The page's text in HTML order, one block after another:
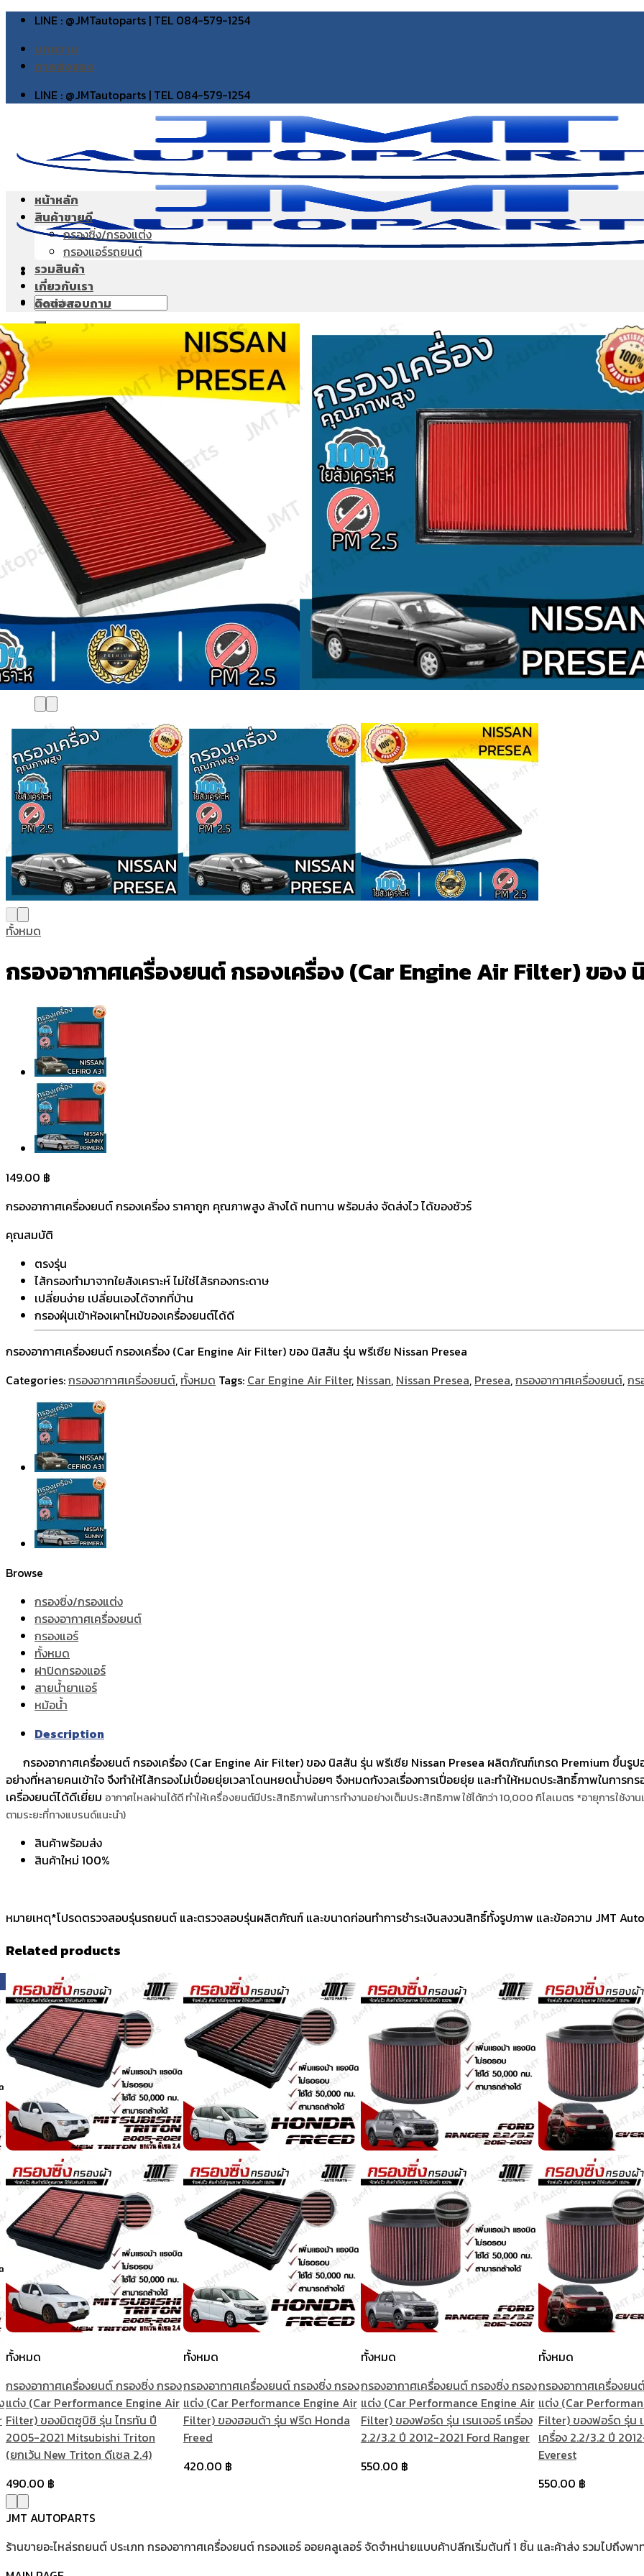
Skip
content
LINE : @JMTautoparts | TEL 084-579-1254
บทความ
ภาพส่งของ
LINE : @JMTautoparts | TEL 084-579-1254
Search
for:
Search
for:
หน้าหลัก
สินค้าขายดี
กรองซิ่ง/กรองแต่ง
กรองแอร์รถยนต์
รวมสินค้า
เกี่ยวกับเรา
ติดต่อสอบถาม
ทั้งหมด
กรองอากาศเครื่องยนต์ กรองเครื่อง (Car Engine Air Filter) ของ
149.00 ฿
กรองอากาศเครื่องยนต์ กรองเครื่อง ราคาถูก คุณภาพสูง ล้างได้ ทนทาน พร้อมส่ง จัดส่งไว ได้ของชัวร์
คุณสมบัติ
ตรงรุ่น
ไส้กรองทำมาจากใยสังเคราะห์ ไม่ใช่ไส้รกองกระดาษ
เปลี่ยนง่าย เปลี่ยนเองได้จากที่บ้าน
กรองฝุ่นเข้าห้องเผาไหม้ของเครื่องยนต์ได้ดี
กรองอากาศเครื่องยนต์ กรองเครื่อง (Car Engine Air Filter) ของ นิสสัน รุ่น พรีเซีย Nissan Presea
Categories:กรองอากาศเครื่องยนต์, ทั้งหมด Tags: Car Engine Air Filter, Nissan, Nissan Presea, Presea,กรองอากาศเครื่องยนต์,กร
Browse
กรองซิ่ง/กรองแต่ง
กรองอากาศเครื่องยนต์
กรองแอร์
ทั้งหมด
ฝาปิดกรองแอร์
สายน้ำยาแอร์
หม้อน้ำ
Description
กรองอากาศเครื่องยนต์ กรองเครื่อง (Car Engine Air Filter) ของ นิสสัน รุ่น พรีเซีย Nissan Presea ผลิตภัณฑ์เกรด Premium ขึ้นรูปอ
อย่างที่หลายคนเข้าใจ จึงทำให้ไส้กรองไม่เปื่อยยุ่ยเวลาโดนหยดน้ำบ่อยๆ จึงหมดกังวลเรื่องการเปื่อยยุ่ย และทำให้หมดประสิทธิ์ภาพในการกร
เครื่องยนต์ได้ดีเยี่ยม อากาศไหลผ่านได้ดี ทำให้เครื่องยนต์มีประสิทธิภาพในการทำงานอย่างเต็มประสิทธิภาพใช้ได้กว่า 10,000 กิโลเมตร *อายุการใช้ง
ตามระยะที่ทางแบรนด์แนะนำ)
สินค้าพร้อมส่ง
สินค้าใหม่ 100%
หมายเหตุ*โปรดตรวจสอบรุ่นรถยนต์ และตรวจสอบรุ่นผลิตภัณฑ์ และขนาดก่อนทำการชำระเงินสงวนสิทธิ์ทั้งรูปภาพ และข้อความ JMT
Related products
ทั้งหมด
กรองอากาศเครื่องยนต์ กรองซิ่ง กรอง
แต่ง (Car Performance Engine Air
Filter) ของมิตซูบิชิ รุ่น ไทรทัน ปี
2005-2021 Mitsubishi Triton
(ยกเว้น New Triton ดีเซล 2.4)
490.00 ฿
ทั้งหมด
กรองอากาศเครื่องยนต์ กรองซิ่ง กรอง
แต่ง (Car Performance Engine Air
Filter) ของฮอนด้า รุ่น ฟรีด Honda
Freed
420.00 ฿
ทั้งหมด
กรองอากาศเครื่องยนต์ กรองซิ่ง กรอง
แต่ง (Car Performance Engine Air
Filter) ของฟอร์ด รุ่น เรนเจอร์ เครื่อง
2.2/3.2 ปี 2012-2021 Ford Ranger
550.00 ฿
ทั้งหมด
กรองอากาศเครื่องยน
แต่ง (Car
Filter) ของฟอร์ด รุ่น เ
เครื่อง 2.2/3.2 ปี
Everest
550.00 ฿
JMT AUTOPARTS
ร้านขายอะไหล่รถยนต์ ประเภท กรองอากาศเครื่องยนต์ กรองแอร์ ออยคลูเลอร์ จัดจำหน่ายแบบค้าปลีกเริ่มต้นที่ 1 ชิ้น และค้าส่ง รวมไปถึงพ